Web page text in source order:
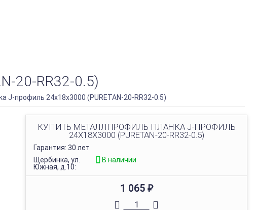
RR32-0.5)
J-профиль 24х18х3000 (PURETAN-20-RR32-0.5)
КУПИТЬ МЕТАЛЛПРОФИЛЬ ПЛАНКА J-ПРОФИЛЬ
24Х18Х3000 (PURETAN-20-RR32-0.5)
Гарантия: 30 лет
Щербинка, ул.
Южная, д.10:
В наличии
1 065 ₽